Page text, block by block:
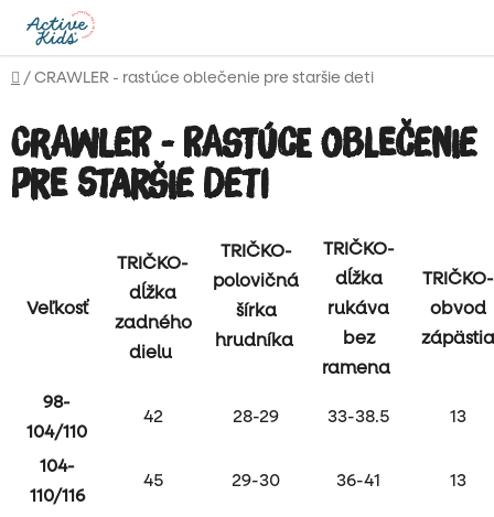
obsah
Domov
/CRAWLER - rastúce oblečenie pre staršie deti
CRAWLER - rastúce oblečenie
pre staršie deti
Veľkosť
TRIČKO-
dĺžka
zadného
dielu
TRIČKO-
polovičná
šírka
hrudníka
TRIČKO-
dĺžka
rukáva
bez
ramena
TRIČKO-
obvod
zápästia
98-
104/110
42 28-29 33-38.5 13
104-
110/116
45 29-30 36-41 13